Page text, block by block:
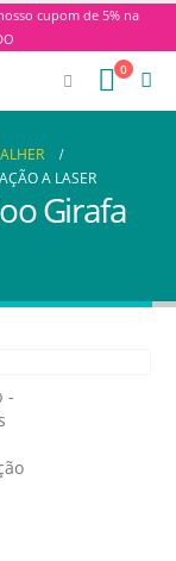
cupom de 5% na
0
A LASER
Girafa